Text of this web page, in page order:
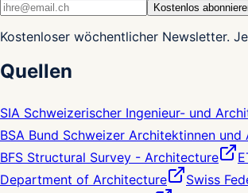
Kostenlos
Kostenloser wöchentlicher Newsletter.
Quellen
SIA Schweizerischer Ingenieur- und
BSA Bund Schweizer Architektinnen und
BFS Structural Survey - Architecture
Department of Architecture
Swiss